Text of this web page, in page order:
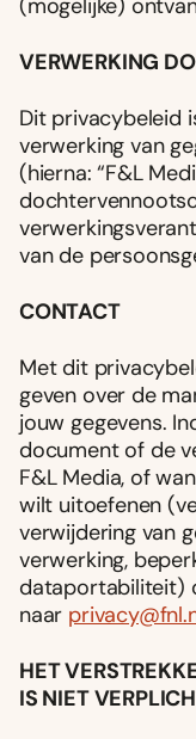
(mogelijke)
VERWERKING
Dit privacybeleid
verwerking van
(hierna: “F&L
van de
CONTACT
Met dit
geven over de
jouw gegevens.
document of de
F&L Media, of
wilt uitoefenen
verwijdering van
verwerking,
dataportabiliteit)
naar
HET
IS NIET